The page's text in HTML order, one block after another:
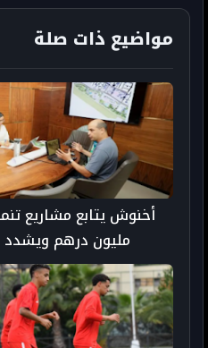
مواضيع ذات صلة
مليون درهم ويشدد